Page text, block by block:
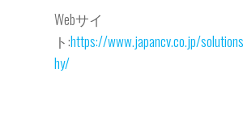
Webサイ
ト:https://www.japancv.co.jp/
hy/